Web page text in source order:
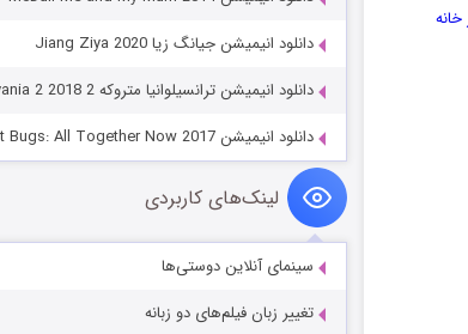
دانلود انیمیشن جیانگ زیا Jiang Ziya 2020
دانلود انیمیشن ترانسیلوانیا متروکه 2 Haunted Transylvania 2 2018
دانلود انیمیشن Beat Bugs: All Together Now 2017
لینک‌های کاربردی
سینمای آنلاین دوستی‌ها
تغییر زبان فیلم‌های دو زبانه